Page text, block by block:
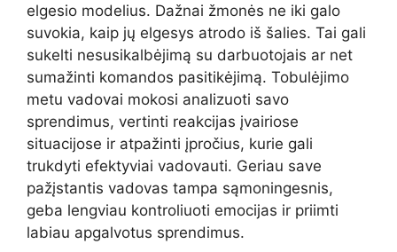
elgesio modelius. Dažnai žmonės ne iki galo
suvokia, kaip jų elgesys atrodo iš šalies. Tai gali
sukelti nesusikalbėjimą su darbuotojais ar net
sumažinti komandos pasitikėjimą. Tobulėjimo
metu vadovai mokosi analizuoti savo
sprendimus, vertinti reakcijas įvairiose
situacijose ir atpažinti įpročius, kurie gali
trukdyti efektyviai vadovauti. Geriau save
pažįstantis vadovas tampa sąmoningesnis,
geba lengviau kontroliuoti emocijas ir priimti
labiau apgalvotus sprendimus.